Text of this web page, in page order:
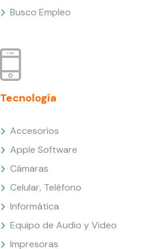
Busco Empleo
Tecnología
Accesorios
Apple Software
Cámaras
Celular, Teléfono
Informática
Equipo de Audio y Video
Impresoras